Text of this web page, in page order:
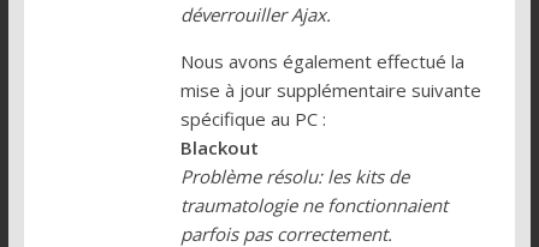
déverrouiller Ajax.
Nous avons également effectué la
mise à jour supplémentaire suivante
spécifique au PC :
Blackout
Problème résolu: les kits de
traumatologie ne fonctionnaient
parfois pas correctement.